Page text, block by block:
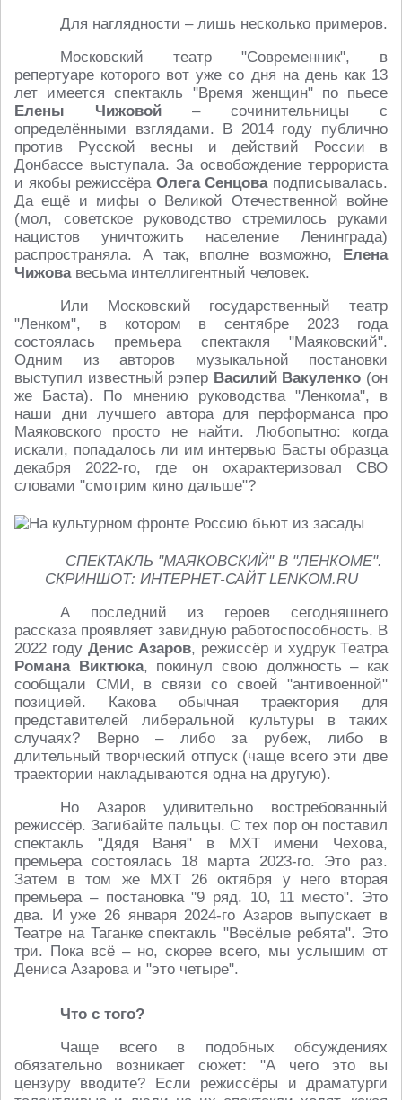
Для наглядности – лишь несколько примеров.
Московский театр "Современник", в
репертуаре которого вот уже со дня на день как 13
лет имеется спектакль "Время женщин" по пьесе
Елены Чижовой – сочинительницы с
определёнными взглядами. В 2014 году публично
против Русской весны и действий России в
Донбассе выступала. За освобождение террориста
и якобы режиссёра Олега Сенцоваподписывалась.
Да ещё и мифы о Великой Отечественной войне
(мол, советское руководство стремилось руками
нацистов уничтожить население Ленинграда)
распространяла. А так, вполне возможно, Елена
Чижовавесьма интеллигентный человек.
Или Московский государственный театр
"Ленком", в котором в сентябре 2023 года
состоялась премьера спектакля "Маяковский".
Одним из авторов музыкальной постановки
выступил известный рэпер Василий Вакуленко (он
же Баста). По мнению руководства "Ленкома", в
наши дни лучшего автора для перформанса про
Маяковского просто не найти. Любопытно: когда
искали, попадалось ли им интервью Басты образца
декабря 2022-го, где он охарактеризовал СВО
словами "смотрим кино дальше"?
СПЕКТАКЛЬ "МАЯКОВСКИЙ" В "ЛЕНКОМЕ".
СКРИНШОТ: ИНТЕРНЕТ-САЙТ LENKOM.RU
А последний из героев сегодняшнего
рассказа проявляет завидную работоспособность. В
2022 году Денис Азаров, режиссёр и худрук Театра
Романа Виктюка, покинул свою должность – как
сообщали СМИ, в связи со своей "антивоенной"
позицией. Какова обычная траектория для
представителей либеральной культуры в таких
случаях? Верно – либо за рубеж, либо в
длительный творческий отпуск (чаще всего эти две
траектории накладываются одна на другую).
Но Азаров удивительно востребованный
режиссёр. Загибайте пальцы. С тех пор он поставил
спектакль "Дядя Ваня" в МХТ имени Чехова,
премьера состоялась 18 марта 2023-го. Это раз.
Затем в том же МХТ 26 октября у него вторая
премьера – постановка "9 ряд. 10, 11 место". Это
два. И уже 26 января 2024-го Азаров выпускает в
Театре на Таганке спектакль "Весёлые ребята". Это
три. Пока всё – но, скорее всего, мы услышим от
Дениса Азарова и "это четыре".
Что с того?
Чаще всего в подобных обсуждениях
обязательно возникает сюжет: "А чего это вы
цензуру вводите? Если режиссёры и драматурги